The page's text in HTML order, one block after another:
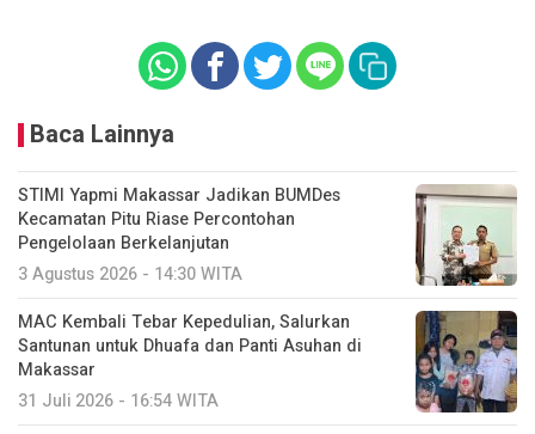
Baca Lainnya
STIMI Yapmi Makassar Jadikan BUMDes
Kecamatan Pitu Riase Percontohan
Pengelolaan Berkelanjutan
3 Agustus 2026 - 14:30 WITA
MAC Kembali Tebar Kepedulian, Salurkan
Santunan untuk Dhuafa dan Panti Asuhan di
Makassar
31 Juli 2026 - 16:54 WITA